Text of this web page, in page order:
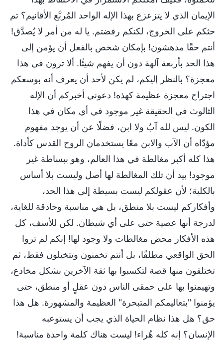
الإيمان الذي لا يتزعزع بهذا الإله الواحد المُربَّع الأقانيم؟ تم
حثكم على الخروج، لكنكم رفضتم. يا له من أمر لا يُصدَّق!
أنتم حقًا مدهشون! بإمكان شخص بالفعل أن يؤمن إلى
هذا الحد بأربعة آلهة دون أن يفهم شيئًا. ألا ترون في هذا
معجزة؟ بالنظر إليكم، لم يكن لأحد أن يعرف أنه بوسعكم
اجتراح معجزة عظيمة كهذه! دعوني أخبركم أن الإله
الثالوث في الحقيقة غير موجود في أي مكان في هذا
الكون. ليس لله آبٌ ولا ابن، فضلًا عن أن يوجد مفهوم
مؤدّاه أن الآب والابن معًا يستخدمان الروح القدس كأداة.
هذا كله أكبر مغالطة في هذا العالم، وهو ببساطة غير
موجود! بيد أن تلك المغالطة لها أصل وليست بلا أساس
بالكلية؛ لأن عقولكم ليست بسيطة إلى هذا الحد،
وأفكاركم ليست بلا منطق، بل هي مناسبة وحاذقة للغاية،
لدرجة أنها عصية حتى على أي شيطان. لكن للأسف، كل
هذه الأفكار محض مغالطات ولا وجود لها! إنكم لم تروا
الحق الواقعي مطلقًا، بل أنتم تخمنون وتتخيلون فقط، ثم
تختلقون منها قصة لتكسبوا بها ثقة الآخرين بشكل مخادع،
وتهيمنوا بها على حمقى الناس دون عقلٍ أو منطق، حتى
يؤمنوا "بتعاليمكم المتبحرة" العظيمة والمشهورة. هل هذا
حق؟ هل هذا نظام الحياة الذي يجب أن يستوعبه
الإنسان؟ إنه كله هُراء! ليست هناك كلمة واحدة مناسبة!